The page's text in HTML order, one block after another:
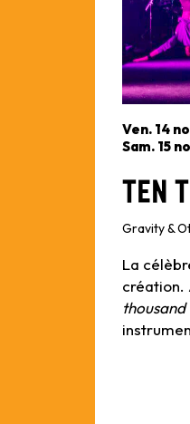
Ven. 14
Sam. 15
Ten
Gravity &
La
création.
thousand